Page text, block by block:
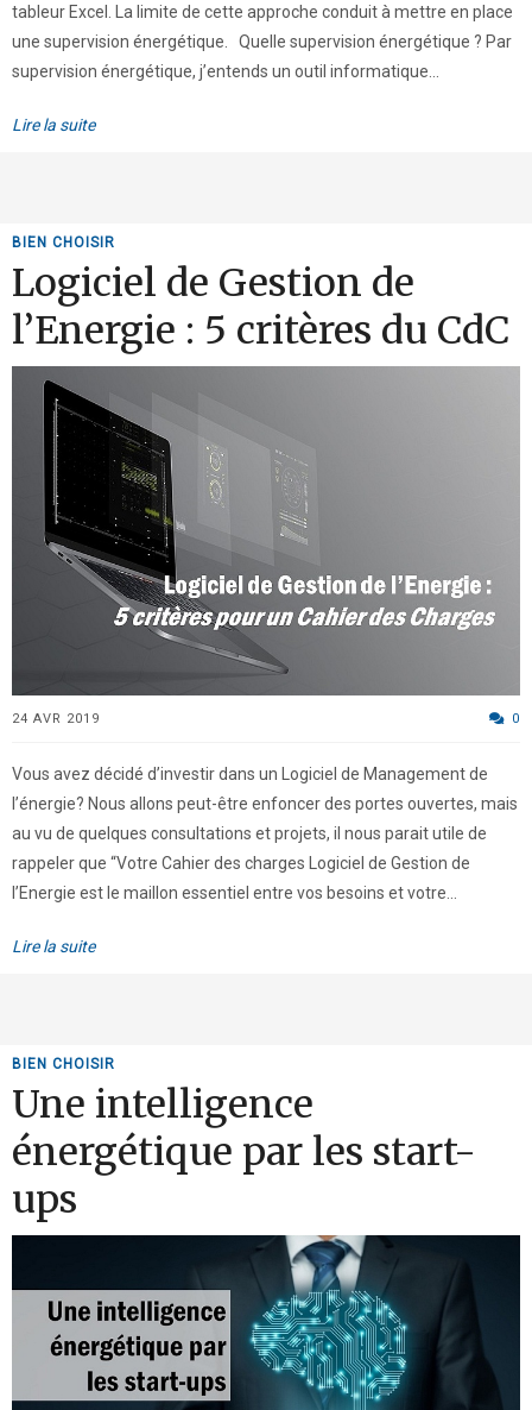
tableur Excel. La limite de cette approche conduit à mettre en place
une supervision énergétique. Quelle supervision énergétique ? Par
supervision énergétique, j’entends un outil informatique...
Lire la suite
BIEN CHOISIR
Logiciel de Gestion de
l’Energie : 5 critères du CdC
24 AVR 2019 0
Vous avez décidé d’investir dans un Logiciel de Management de
l’énergie? Nous allons peut-être enfoncer des portes ouvertes, mais
au vu de quelques consultations et projets, il nous parait utile de
rappeler que “Votre Cahier des charges Logiciel de Gestion de
l’Energie est le maillon essentiel entre vos besoins et votre...
Lire la suite
BIEN CHOISIR
Une intelligence
énergétique par les start-
ups